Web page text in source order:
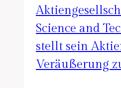
Science and
stellt sein
Veräußerung